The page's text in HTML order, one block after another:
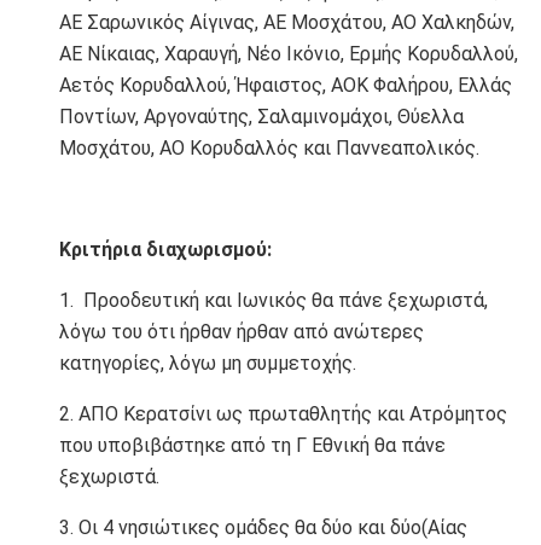
ΑΕ Σαρωνικός Αίγινας, ΑΕ Μοσχάτου, ΑΟ Χαλκηδών,
ΑΕ Νίκαιας, Χαραυγή, Νέο Ικόνιο, Ερμής Κορυδαλλού,
Αετός Κορυδαλλού, Ήφαιστος, ΑΟΚ Φαλήρου, Ελλάς
Ποντίων, Αργοναύτης, Σαλαμινομάχοι, Θύελλα
Μοσχάτου, ΑΟ Κορυδαλλός και Παννεαπολικός.
Κριτήρια διαχωρισμού:
1. Προοδευτική και Ιωνικός θα πάνε ξεχωριστά,
λόγω του ότι ήρθαν ήρθαν από ανώτερες
κατηγορίες, λόγω μη συμμετοχής.
2. ΑΠΟ Κερατσίνι ως πρωταθλητής και Ατρόμητος
που υποβιβάστηκε από τη Γ Εθνική θα πάνε
ξεχωριστά.
3. Οι 4 νησιώτικες ομάδες θα δύο και δύο(Αίας